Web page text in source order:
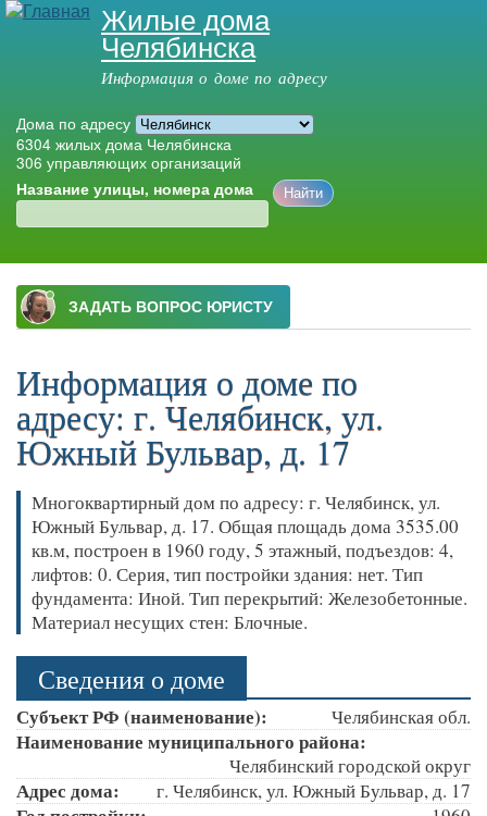
Перейти к
основному
содержанию
Жилые дома
Челябинска
Информация о доме по адресу
Дома по адресу
6304 жилых дома Челябинска
306 управляющих организаций
Название улицы, номера дома
Главное меню
Информация о доме по
адресу: г. Челябинск, ул.
Южный Бульвар, д. 17
Многоквартирный дом по адресу: г. Челябинск, ул.
Южный Бульвар, д. 17. Общая площадь дома 3535.00
кв.м, построен в 1960 году, 5 этажный, подъездов: 4,
лифтов: 0. Серия, тип постройки здания: нет. Тип
фундамента: Иной. Тип перекрытий: Железобетонные.
Материал несущих стен: Блочные.
Сведения о доме
Субъект РФ (наименование): Челябинская обл.
Наименование муниципального района:
Челябинский городской округ
Адрес дома: г. Челябинск, ул. Южный Бульвар, д. 17